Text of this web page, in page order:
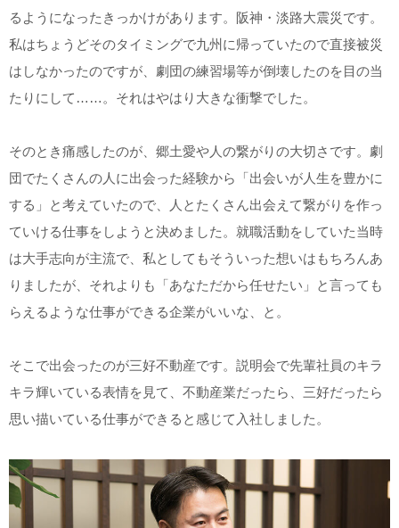
るようになったきっかけがあります。阪神・淡路大震災です。
私はちょうどそのタイミングで九州に帰っていたので直接被災
はしなかったのですが、劇団の練習場等が倒壊したのを目の当
たりにして……。それはやはり大きな衝撃でした。
そのとき痛感したのが、郷土愛や人の繋がりの大切さです。劇
団でたくさんの人に出会った経験から「出会いが人生を豊かに
する」と考えていたので、人とたくさん出会えて繋がりを作っ
ていける仕事をしようと決めました。就職活動をしていた当時
は大手志向が主流で、私としてもそういった想いはもちろんあ
りましたが、それよりも「あなただから任せたい」と言っても
らえるような仕事ができる企業がいいな、と。
そこで出会ったのが三好不動産です。説明会で先輩社員のキラ
キラ輝いている表情を見て、不動産業だったら、三好だったら
思い描いている仕事ができると感じて入社しました。